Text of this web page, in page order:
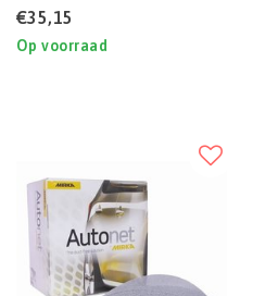
€35,15
Op voorraad